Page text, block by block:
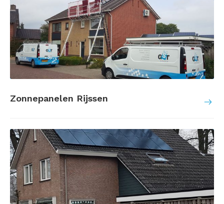
Zonnepanelen Rijssen